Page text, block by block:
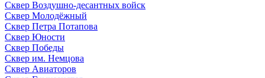
Сквер Воздушно-десантных войск
Сквер Молодёжный
Сквер Петра Потапова
Сквер Юности
Сквер Победы
Сквер им. Немцова
Сквер Авиаторов